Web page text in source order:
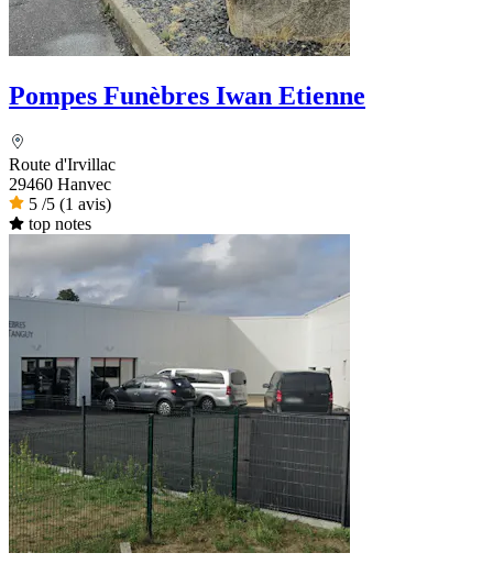
Pompes Funèbres Iwan Etienne
Route d'Irvillac
29460 Hanvec
5 /5 (1 avis)
top notes